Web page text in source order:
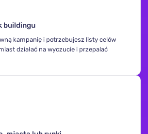
buildingu
kampanię i potrzebujesz listy celów
działać na wyczucie i przepalać